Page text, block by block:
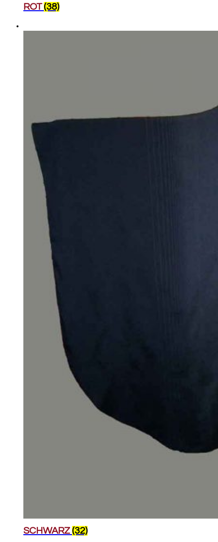
ROT(38)
SCHWARZ (32)